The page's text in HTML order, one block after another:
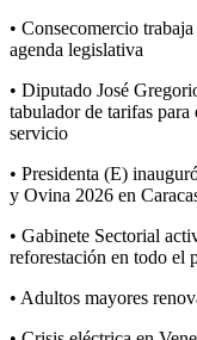
• Consecomercio
agenda legislativa
• Diputado José
tabulador de tarifas para
servicio
• Presidenta (E)
y Ovina 2026 en
• Gabinete Sectorial
reforestación en todo el
• Adultos mayores